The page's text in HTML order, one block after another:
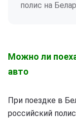
полис на
Можно ли
авто
При поездке в
российский